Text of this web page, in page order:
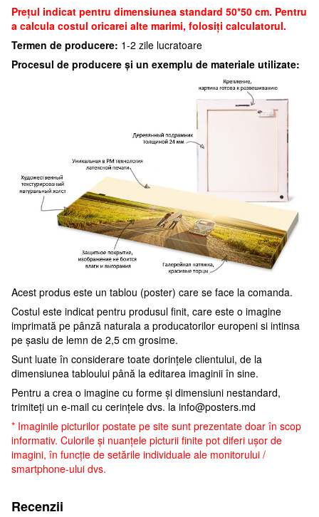
Preţul indicat pentru dimensiunea standard 50*50 cm. Pentru
a calcula costul oricarei alte marimi, folosiți calculatorul.
Termen de producere: 1-2 zile lucratoare
Procesul de producere și un exemplu de materiale utilizate:
Acest produs este un tablou (poster) care se face la comanda.
Costul este indicat pentru produsul finit, care este o imagine
imprimată pe pânză naturala a producatorilor europeni si intinsa
pe șasiu de lemn de 2,5 cm grosime.
Sunt luate în considerare toate dorințele clientului, de la
dimensiunea tabloului până la editarea imaginii în sine.
Pentru a crea o imagine cu forme și dimensiuni nestandard,
trimiteți un e-mail cu cerințele dvs. la info@posters.md
* Imaginile picturilor postate pe site sunt prezentate doar în scop
informativ. Culorile și nuanțele picturii finite pot diferi ușor de
imagini, în funcție de setările individuale ale monitorului /
smartphone-ului dvs.
Recenzii